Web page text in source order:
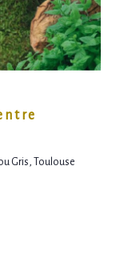
Gris, Toulouse